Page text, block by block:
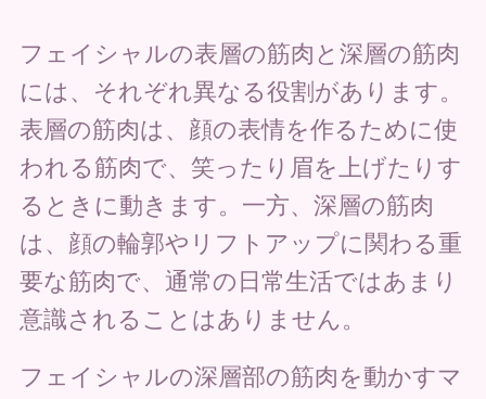
フェイシャルの表層の筋肉と深層の筋肉
には、それぞれ異なる役割があります。
表層の筋肉は、顔の表情を作るために使
われる筋肉で、笑ったり眉を上げたりす
るときに動きます。一方、深層の筋肉
は、顔の輪郭やリフトアップに関わる重
要な筋肉で、通常の日常生活ではあまり
意識されることはありません。
フェイシャルの深層部の筋肉を動かすマ